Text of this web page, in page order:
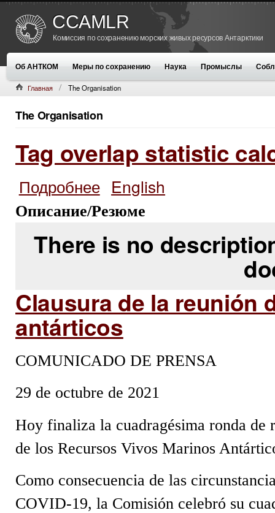
CCAMLR
Комиссия по сохранению морских живых ресурсов Антарктики
Об АНТКОМ Меры по сохранению Наука Промыслы
Главная The Organisation
The Organisation
Tag overlap statistic
Подробнее о Tag overlap statistic calculator
English
Описание/Резюме
There is no
Clausura de la reunión
antárticos
COMUNICADO DE PRENSA
29 de octubre de 2021
Hoy finaliza la cuadragésima ronda de
de los Recursos Vivos Marinos
Como consecuencia de las
COVID-19, la Comisión celebró su